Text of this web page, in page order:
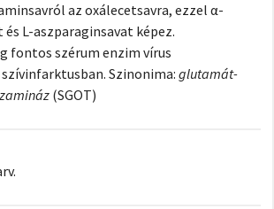
az oxálecetsavra, ezzel α-
L-aszparaginsavat képez.
fontos szérum enzim vírus
Szinonima: glutamát-
(SGOT)